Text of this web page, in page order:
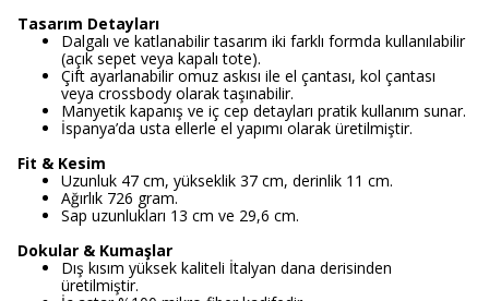
Tasarım Detayları
Dalgalı ve katlanabilir tasarım iki farklı formda kullanılabilir
(açık sepet veya kapalı tote).
Çift ayarlanabilir omuz askısı ile el çantası, kol çantası
veya crossbody olarak taşınabilir.
Manyetik kapanış ve iç cep detayları pratik kullanım sunar.
İspanya’da usta ellerle el yapımı olarak üretilmiştir.
Fit & Kesim
Uzunluk 47 cm, yükseklik 37 cm, derinlik 11 cm.
Ağırlık 726 gram.
Sap uzunlukları 13 cm ve 29,6 cm.
Dokular & Kumaşlar
Dış kısım yüksek kaliteli İtalyan dana derisinden
üretilmiştir.